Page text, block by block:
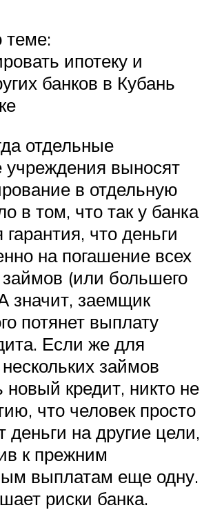
теме:
ипотеку и
банков в Кубань
отдельные
учреждения выносят
в отдельную
в том, что так у банка
гарантия, что деньги
на погашение всех
(или большего
значит, заемщик
потянет выплату
Если же для
займов
кредит, никто не
что человек просто
деньги на другие цели,
к прежним
выплатам еще одну.
риски банка.